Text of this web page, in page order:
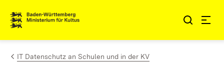
Zum Inhalt springen
Link zur Startseite
IT Datenschutz an Schulen und in der KV